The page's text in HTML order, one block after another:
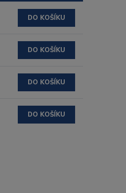
DO KOŠÍKU
DO KOŠÍKU
DO KOŠÍKU
DO KOŠÍKU